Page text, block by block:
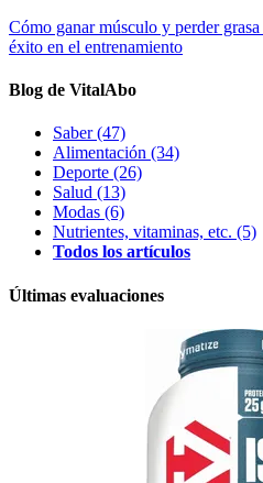
Cómo ganar músculo y perder grasa
éxito en el entrenamiento
Blog de VitalAbo
Saber(47)
Alimentación (34)
Deporte (26)
Salud (13)
Modas (6)
Nutrientes, vitaminas, etc. (5)
Todos los artículos
Últimas evaluaciones